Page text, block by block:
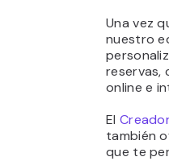
Una vez
nuestro
reservas,
online e
El
también
que te